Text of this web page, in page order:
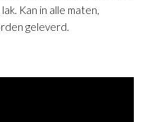
Kan in alle maten,
geleverd.